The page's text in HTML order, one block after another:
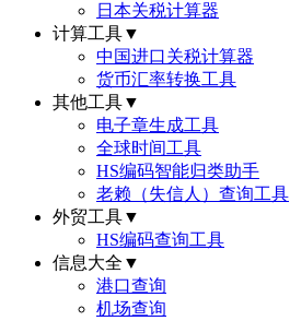
日本关税计算器
计算工具▼
中国进口关税计算器
货币汇率转换工具
其他工具▼
电子章生成工具
全球时间工具
HS编码智能归类助手
老赖（失信人）查询工具
外贸工具▼
HS编码查询工具
信息大全 ▼
港口查询
机场查询